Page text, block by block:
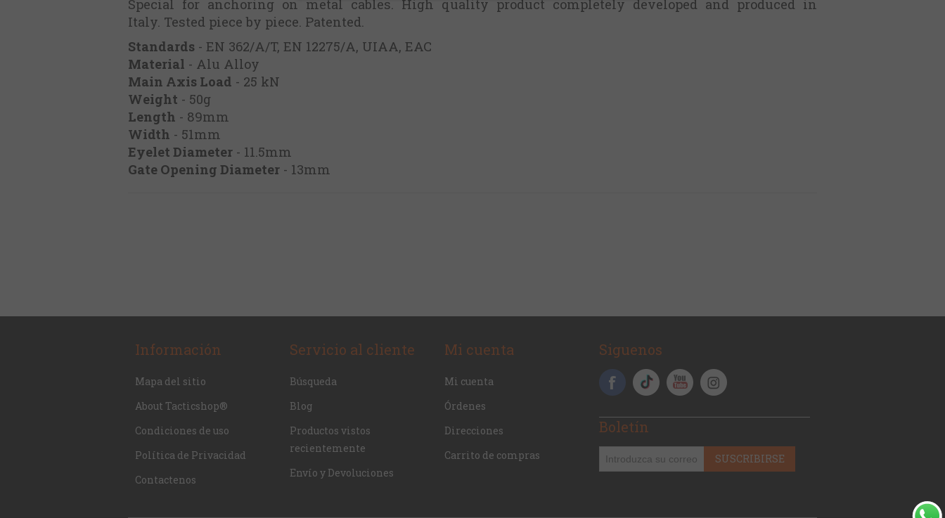
Special for anchoring on metal cables. High quality product completely developed and produced in
Italy. Tested piece by piece. Patented.
Standards - EN 362/A/T, EN 12275/A, UIAA, EAC
Material - Alu Alloy
Main Axis Load - 25 kN
Weight - 50g
Length - 89mm
Width - 51mm
Eyelet Diameter - 11.5mm
Gate Opening Diameter - 13mm
Información
Mapa del sitio
About Tacticshop®
Condiciones de uso
Política de Privacidad
Contactenos
Servicio al cliente
Búsqueda
Blog
Productos vistos
recientemente
Envío y Devoluciones
Mi cuenta
Mi cuenta
Órdenes
Direcciones
Carrito de compras
Siguenos
Boletín
SUSCRIBIRSE